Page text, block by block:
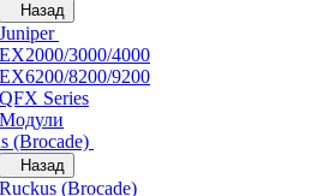
Назад
Juniper
EX2000/3000/4000
EX6200/8200/9200
QFX Series
Модули
(Brocade)
Назад
Ruckus (Brocade)